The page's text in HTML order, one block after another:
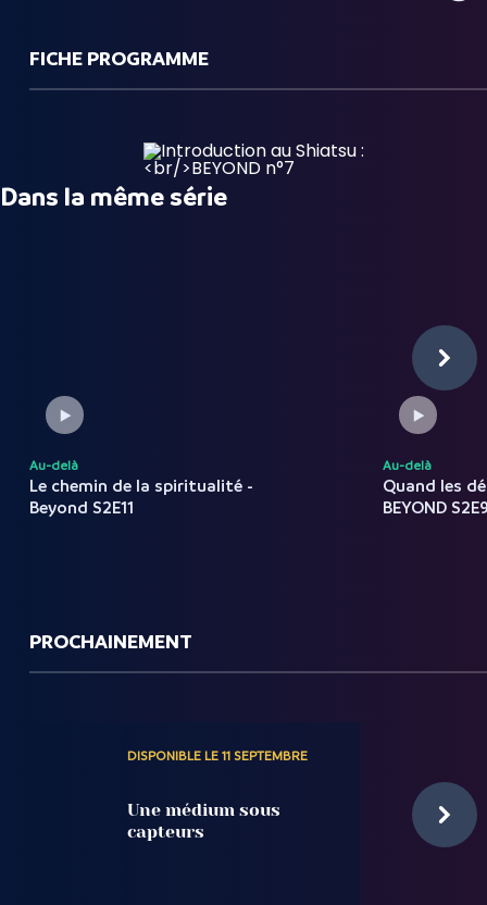
FICHE PROGRAMME
Dans la même série
Au-delà
Le chemin de la spiritualité -
Beyond S2E11
Au-delà
Quand les
BEYOND
PROCHAINEMENT
DISPONIBLE LE 11 SEPTEMBRE
Une médium sous
capteurs